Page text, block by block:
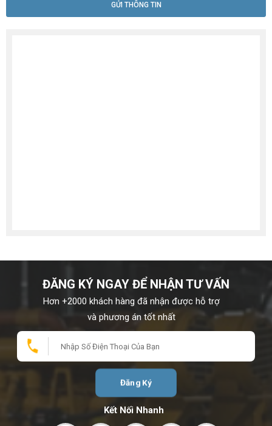
GỬI THÔNG TIN
ĐĂNG KÝ NGAY ĐỂ NHẬN TƯ VẤN
Hơn +2000 khách hàng đã nhận được hỗ trợ
và phương án tốt nhất
Đăng Ký
Kết Nối Nhanh